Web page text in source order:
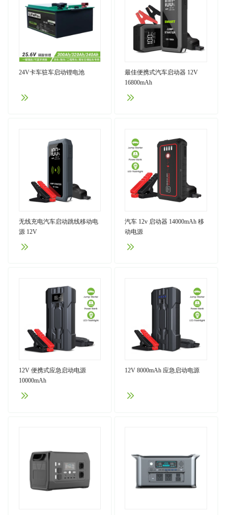
24V卡车驻车启动锂电池
最佳便携式汽车启动器 12V
16800mAh
无线充电汽车启动跳线移动电
源 12V
汽车 12v 启动器 14000mAh 移
动电源
12V 便携式应急启动电源
10000mAh
12V 8000mAh 应急启动电源